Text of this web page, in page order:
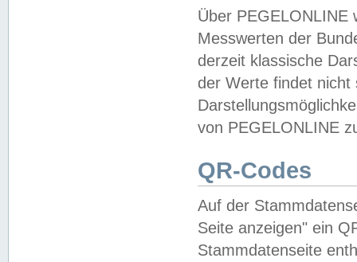
Über PEGELONLINE
Messwerten der
derzeit klassische
der Werte findet
von PEGELONLINE
QR-Codes
Auf der
Seite anzeigen" ein
Stammdatenseite